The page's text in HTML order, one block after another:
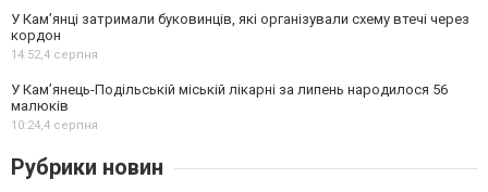
У Кам’янці затримали буковинців, які організували схему втечі через
кордон
14:52,4 серпня
У Кам’янець-Подільській міській лікарні за липень народилося 56
малюків
10:24,4 серпня
Рубрики новин